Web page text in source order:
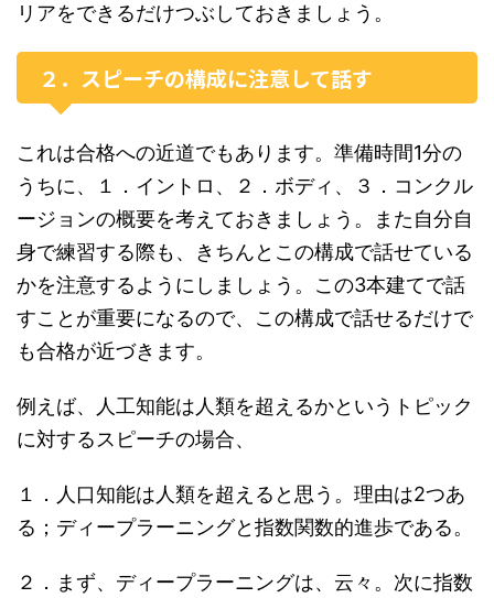
リアをできるだけつぶしておきましょう。
２．スピーチの構成に注意して話す
これは合格への近道でもあります。準備時間1分の
うちに、１．イントロ、２．ボディ、３．コンクル
ージョンの概要を考えておきましょう。また自分自
身で練習する際も、きちんとこの構成で話せている
かを注意するようにしましょう。この3本建てで話
すことが重要になるので、この構成で話せるだけで
も合格が近づきます。
例えば、人工知能は人類を超えるかというトピック
に対するスピーチの場合、
１．人口知能は人類を超えると思う。理由は2つあ
る；ディープラーニングと指数関数的進歩である。
２．まず、ディープラーニングは、云々。次に指数